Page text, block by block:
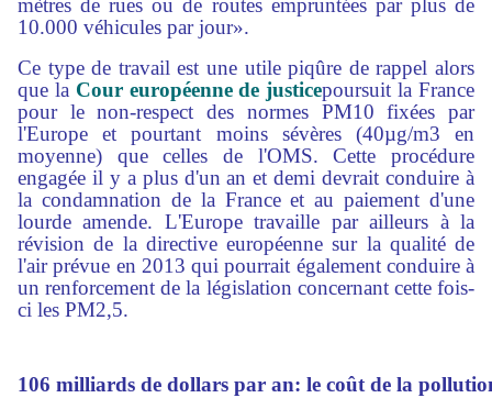
mètres de rues ou de routes empruntées par plus de
10.000 véhicules par jour».
Ce type de travail est une utile piqûre de rappel alors
que la Cour européenne de justicepoursuit la France
pour le non-respect des normes PM10 fixées par
l'Europe et pourtant moins sévères (40µg/m3 en
moyenne) que celles de l'OMS. Cette procédure
engagée il y a plus d'un an et demi devrait conduire à
la condamnation de la France et au paiement d'une
lourde amende. L'Europe travaille par ailleurs à la
révision de la directive européenne sur la qualité de
l'air prévue en 2013 qui pourrait également conduire à
un renforcement de la législation concernant cette fois-
ci les PM2,5.
106 milliards de dollars par an: le coût de la